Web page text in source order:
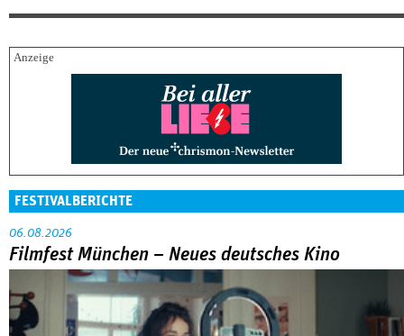
FESTIVALBERICHTE
06.08.2026
Filmfest München – Neues deutsches Kino